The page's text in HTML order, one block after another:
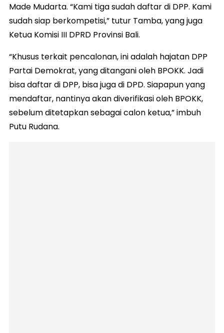
Made Mudarta. “Kami tiga sudah daftar di DPP. Kami
sudah siap berkompetisi,” tutur Tamba, yang juga
Ketua Komisi III DPRD Provinsi Bali.
“Khusus terkait pencalonan, ini adalah hajatan DPP
Partai Demokrat, yang ditangani oleh BPOKK. Jadi
bisa daftar di DPP, bisa juga di DPD. Siapapun yang
mendaftar, nantinya akan diverifikasi oleh BPOKK,
sebelum ditetapkan sebagai calon ketua,” imbuh
Putu Rudana.